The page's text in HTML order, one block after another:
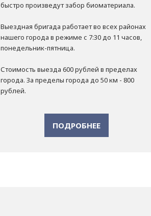
быстро произведут забор биоматериала.
Выездная бригада работает во всех районах
нашего города в режиме с 7:30 до 11 часов,
понедельник-пятница.
Стоимость выезда 600 рублей в пределах
города. За пределы города до 50 км - 800
рублей.
ПОДРОБНЕЕ